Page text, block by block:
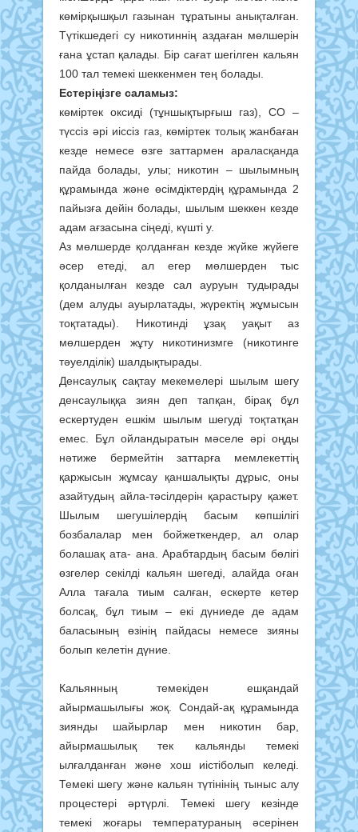
көмірқышқыл газынан тұратыны анықталған.
Түтікшедегі су никотиннің аздаған мөлшерін
ғана ұстап қалады. Бір сағат шегілген кальян
100 тал темекі шеккенмен тең болады.
Естеріңізге саламыз:
көміртек оксиді (тұншықтырғыш газ), СО –
түссіз әрі иіссіз газ, көміртек толық жанбаған
кезде немесе өзге заттармен араласқанда
пайда болады, улы; никотин – шылымның
құрамында және өсімдіктердің құрамында 2
пайызға дейін болады, шылым шеккен кезде
адам ағзасына сіңеді, күшті у.
Аз мөлшерде қолданған кезде жүйке жүйеге
әсер етеді, ал егер мөлшерден тыс
қолданылған кезде сал ауруын тудырады
(дем алуды ауырлатады, жүректің жұмысын
тоқтатады). Никотинді ұзақ уақыт аз
мөлшерден жұту никотинизмге (никотинге
тәуелділік) шалдықтырады.
Денсаулық сақтау мекемелері шылым шегу
денсаулыққа зиян деп тапқан, бірақ бұл
ескертуден ешкім шылым шегуді тоқтатқан
емес. Бұл ойландыратын мәселе әрі оңды
нәтиже бермейтін заттарға мемлекеттің
қаржысын жұмсау қаншалықты дұрыс, оны
азайтудың айла-тәсілдерін қарастыру қажет.
Шылым шегушілердің басым көпшілігі
бозбалалар мен бойжеткендер, ал олар
болашақ ата- ана. Арабтардың басым бөлігі
өзгелер секілді кальян шегеді, алайда оған
Алла тағала тиым салған, ескерте кетер
болсақ, бұл тиым – екі дүниеде де адам
баласының өзінің пайдасы немесе зияны
болып келетін дүние.
Кальянның темекіден ешқандай
айырмашылығы жоқ. Сондай-ақ құрамында
зиянды шайырлар мен никотин бар,
айырмашылық тек кальянды темекі
ылғалданған және хош иістіболып келеді.
Темекі шегу және кальян түтінінің тыныс алу
процестері әртүрлі. Темекі шегу кезінде
темекі жоғары температураның әсерінен